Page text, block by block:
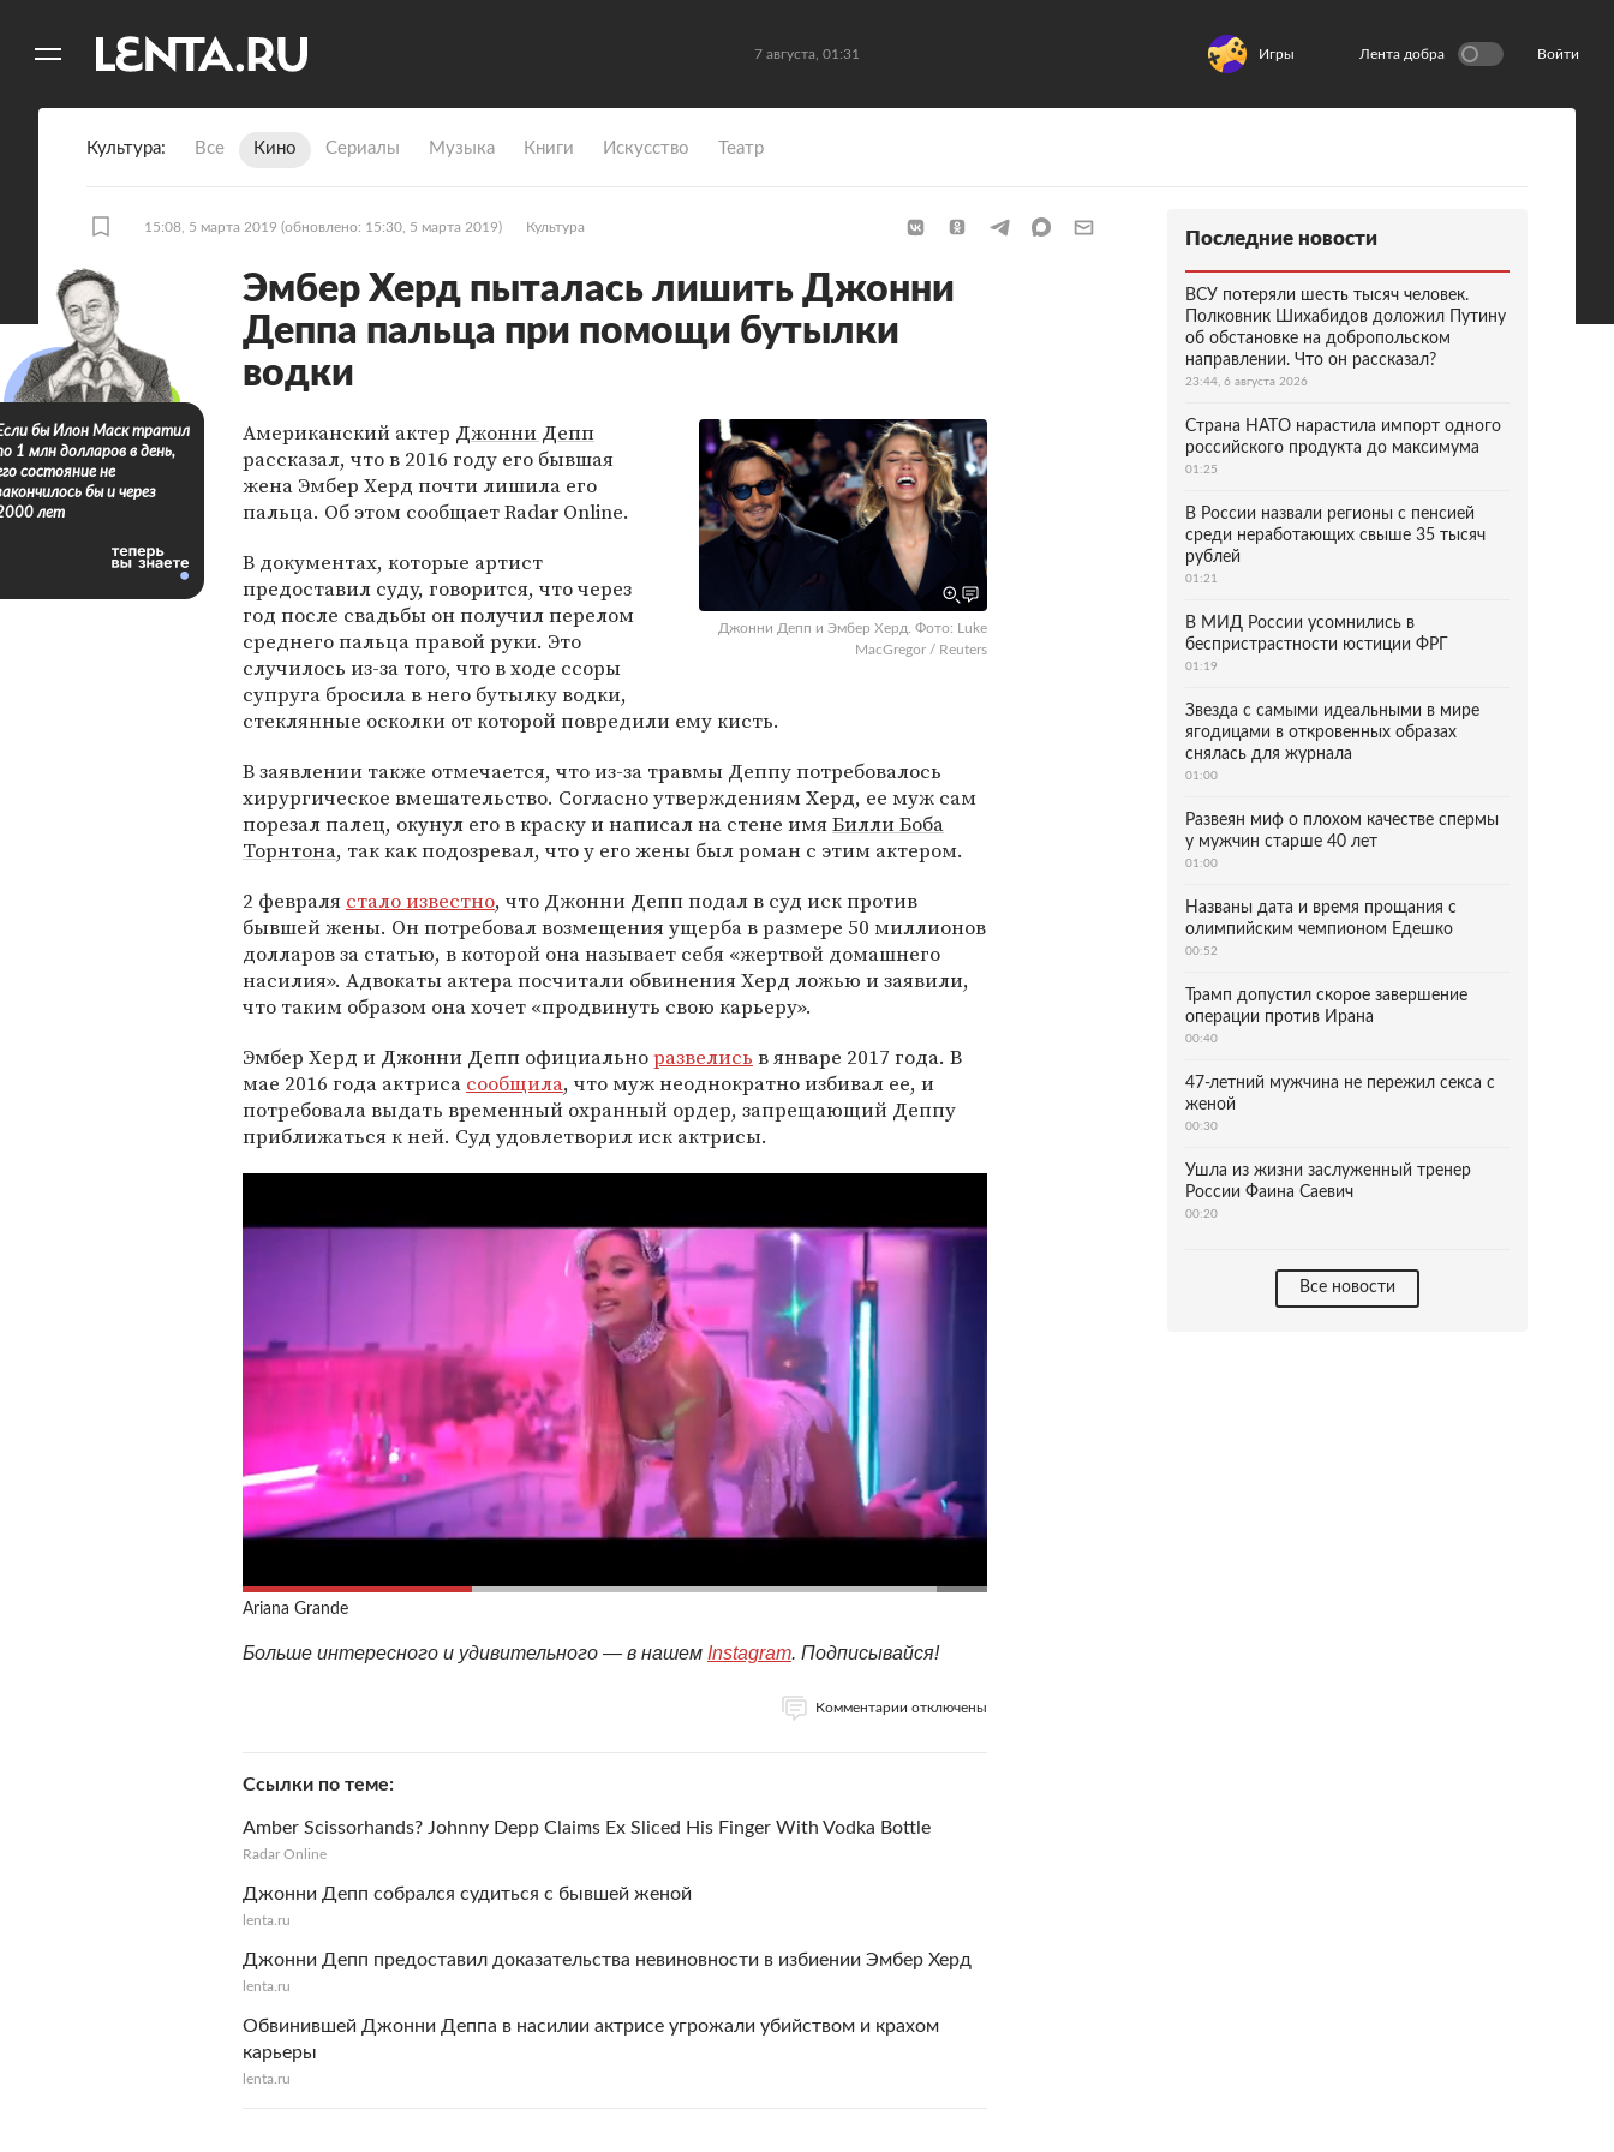
7 августа, 01:31 Игры Лента добра Войти
Культура Все Кино Сериалы Музыка Книги Искусство Театр
15:08, 5 марта 2019 (обновлено: 15:30, 5 марта 2019) Культура
Эмбер Херд пыталась лишить Джонни
Деппа пальца при помощи бутылки
водки
Джонни Депп и Эмбер Херд. Фото: Luke
MacGregor / Reuters
Американский актер Джонни Депп
рассказал, что в 2016 году его бывшая
жена Эмбер Херд почти лишила его
пальца. Об этом сообщает Radar Online.
В документах, которые артист
предоставил суду, говорится, что через
год после свадьбы он получил перелом
среднего пальца правой руки. Это
случилось из-за того, что в ходе ссоры
супруга бросила в него бутылку водки,
стеклянные осколки от которой повредили ему кисть.
В заявлении также отмечается, что из-за травмы Деппу потребовалось
хирургическое вмешательство. Согласно утверждениям Херд, ее муж сам
порезал палец, окунул его в краску и написал на стене имяБилли Боба
Торнтона, так как подозревал, что у его жены был роман с этим актером.
2 февраля стало известно, что Джонни Депп подал в суд иск против
бывшей жены. Он потребовал возмещения ущерба в размере 50 миллионов
долларов за статью, в которой она называет себя «жертвой домашнего
насилия». Адвокаты актера посчитали обвинения Херд ложью и заявили,
что таким образом она хочет «продвинуть свою карьеру».
Эмбер Херд и Джонни Депп официальноразвелись в январе 2017 года. В
мае 2016 года актриса сообщила, что муж неоднократно избивал ее, и
потребовала выдать временный охранный ордер, запрещающий Деппу
приближаться к ней. Суд удовлетворил иск актрисы.
Ariana Grande
Больше интересного и удивительного — в нашем Instagram. Подписывайся!
Комментарии отключены
Ссылки по теме
Amber Scissorhands? Johnny Depp Claims Ex Sliced His Finger With Vodka Bottle
Radar Online
Джонни Депп собрался судиться с бывшей женой
lenta.ru
Джонни Депп предоставил доказательства невиновности в избиении Эмбер Херд
lenta.ru
Обвинившей Джонни Деппа в насилии актрисе угрожали убийством и крахом
карьеры
lenta.ru
бы Илон Маск тратил
1 млн долларов в день,
состояние не
бы и через
лет
Последние новости
ВСУ потеряли шесть тысяч человек.
Полковник Шихабидов доложил Путину
об обстановке на добропольском
направлении. Что он рассказал?
23:44, 6 августа 2026
Страна НАТО нарастила импорт одного
российского продукта до максимума
01:25
В России назвали регионы с пенсией
среди неработающих свыше 35 тысяч
рублей
01:21
В МИД России усомнились в
беспристрастности юстиции ФРГ
01:19
Звезда с самыми идеальными в мире
ягодицами в откровенных образах
снялась для журнала
01:00
Развеян миф о плохом качестве спермы
у мужчин старше 40 лет
01:00
Названы дата и время прощания с
олимпийским чемпионом Едешко
00:52
Трамп допустил скорое завершение
операции против Ирана
00:40
47-летний мужчина не пережил секса с
женой
00:30
Ушла из жизни заслуженный тренер
России Фаина Саевич
00:20
Все новости